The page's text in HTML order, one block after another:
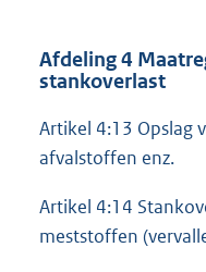
Afdeling 4
stankoverlast
Artikel 4:13 Opslag
afvalstoffen enz.
Artikel 4:14
meststoffen